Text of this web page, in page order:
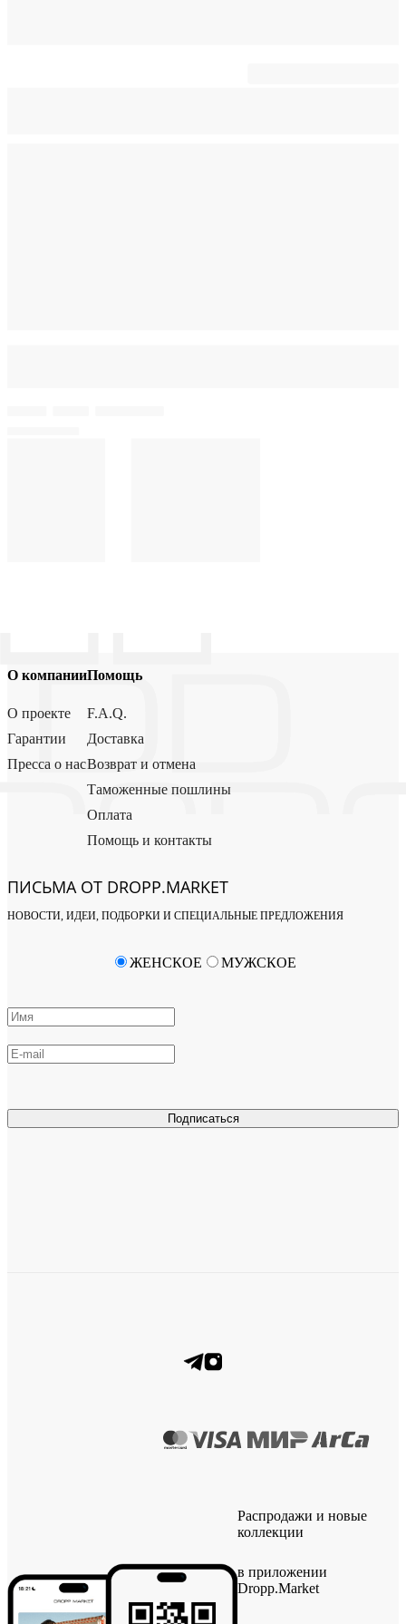
О компании
О проекте
Гарантии
Пресса о нас
Помощь
F.A.Q.
Доставка
Возврат и отмена
Таможенные пошлины
Оплата
Помощь и контакты
ПИСЬМА ОТ DROPP.MARKET
НОВОСТИ, ИДЕИ, ПОДБОРКИ И СПЕЦИАЛЬНЫЕ ПРЕДЛОЖЕНИЯ
Подписаться
ЖЕНСКОЕ МУЖСКОЕ
Распродажи и новые
коллекции
в приложении
Dropp.Market